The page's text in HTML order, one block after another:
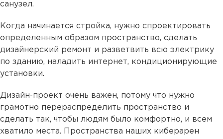
санузел.
Когда начинается стройка, нужно спроектировать
определенным образом пространство, сделать
дизайнерский ремонт и разветвить всю электрику
по зданию, наладить интернет, кондиционирующие
установки.
Дизайн-проект очень важен, потому что нужно
грамотно перераспределить пространство и
сделать так, чтобы людям было комфортно, и всем
хватило места. Пространства наших киберарен